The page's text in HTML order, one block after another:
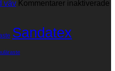
väv Kommentarer inaktiverade
Sandatex